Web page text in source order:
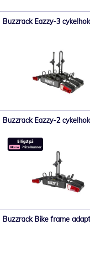
Buzzrack Eazzy-3
Buzzrack Eazzy-2
Buzzrack Bike frame